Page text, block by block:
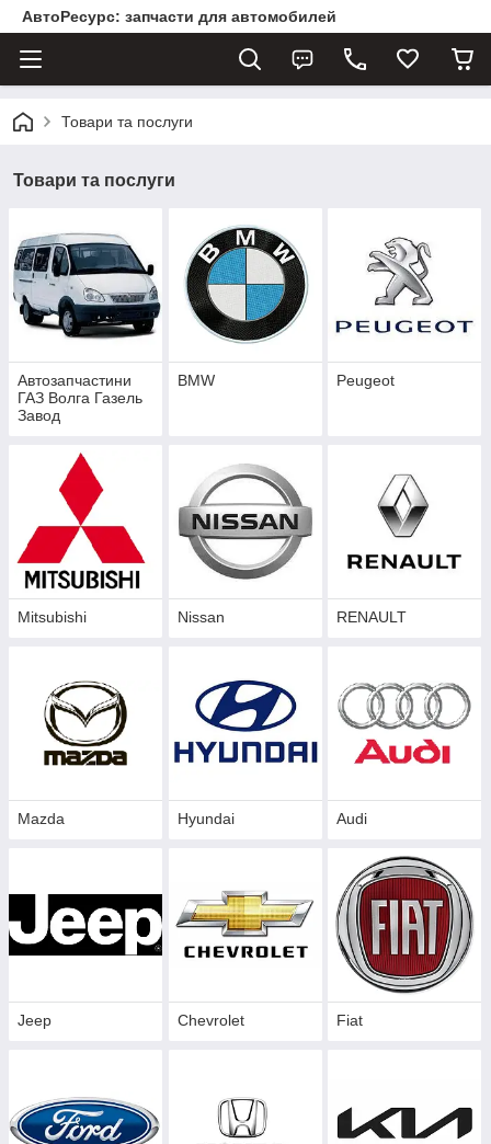
АвтоРесурс: запчасти для автомобилей
Товари та послуги
Товари та послуги
Автозапчастини
ГАЗ Волга Газель
Завод
BMW Peugeot
Mitsubishi Nissan RENAULT
Mazda Hyundai Audi
Jeep Chevrolet Fiat